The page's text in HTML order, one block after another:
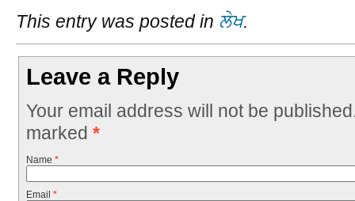
This entry was posted in ਲੇਖ.
Leave a Reply
Your email address will not be
marked *
Name *
Email *